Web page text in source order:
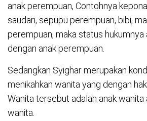
anak perempuan, Contohnya
saudari, sepupu perempuan, bibi,
perempuan, maka status hukumnya
dengan anak perempuan.
Sedangkan Syighar merupakan
menikahkan wanita yang dengan
Wanita tersebut adalah anak wanita
wanita.